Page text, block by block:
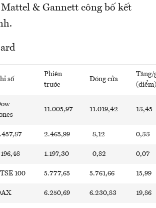
& Gannett công bố kết
số
Phiên
trước
Đóng cửa
Tăng/
(điểm)
11.005,97 11.019,42 13,45
2.465,99 8,12 0,33
1.197,30 0,82 0,07
100 5.777,65 5.761,66 15,99
6.250,69 6.230,83 19,86